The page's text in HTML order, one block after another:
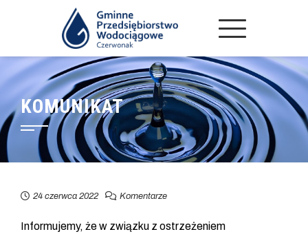
KOMUNIKAT
24 czerwca 2022 Komentarze
Informujemy, że w związku z ostrzeżeniem